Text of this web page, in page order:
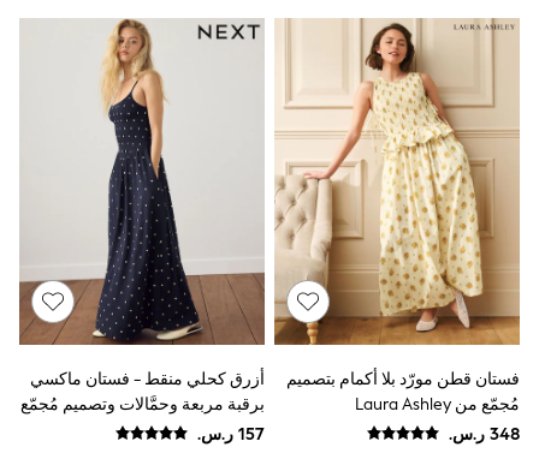
Sun Hats & Caps
Sunglasses
Baby Holiday Shop
Baby Summer Nightwear
Occasionwear
Dresses
Sets & Outfits
Rompers
Sandals
Swimwear
Sun Hats & Caps
Mens' Holiday Shop
Occasionwear
Shirts
Linen Collection
Tops & T-Shirts
Trousers & Chinos
Jeans
Sandals
فستان قطن مورّد بلا أكمام بتصميم
مُجمّع من Laura Ashley
أزرق كحلي منقط - فستان ماكسي
برقبة مربعة وحمَّالات وتصميم مُجمّع